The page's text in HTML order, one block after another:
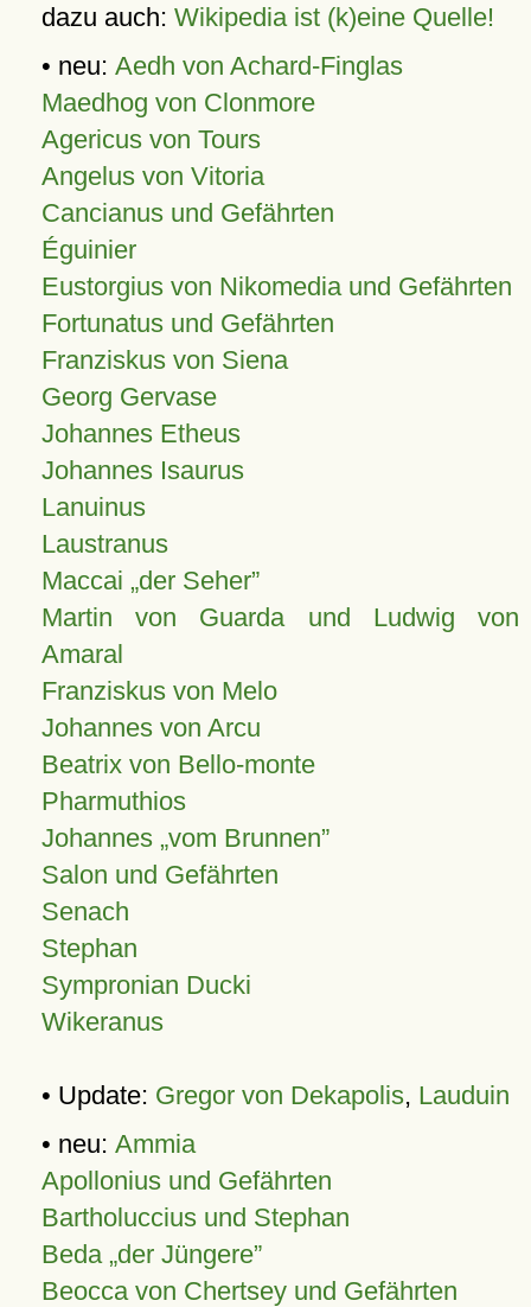
dazu auch: Wikipedia ist (k)eine Quelle!
• neu: Aedh von Achard-Finglas
Maedhog von Clonmore
Agericus von Tours
Angelus von Vitoria
Cancianus und Gefährten
Éguinier
Eustorgius von Nikomedia und Gefährten
Fortunatus und Gefährten
Franziskus von Siena
Georg Gervase
Johannes Etheus
Johannes Isaurus
Lanuinus
Laustranus
Maccai „der Seher”
Martin von Guarda und Ludwig von
Amaral
Franziskus von Melo
Johannes von Arcu
Beatrix von Bello-monte
Pharmuthios
Johannes vom Brunnen
Salon und Gefährten
Senach
Stephan
Sympronian Ducki
Wikeranus
• Update: Gregor von Dekapolis, Lauduin
• neu: Ammia
Apollonius und Gefährten
Bartholuccius und Stephan
Beda „der Jüngere”
Beocca von Chertsey und Gefährten